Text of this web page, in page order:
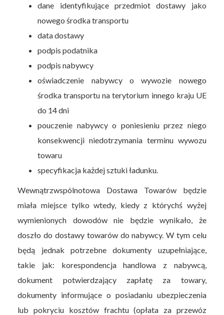
dane identyfikujące przedmiot dostawy jako
nowego środka transportu
data dostawy
podpis podatnika
podpis nabywcy
oświadczenie nabywcy o wywozie nowego
środka transportu na terytorium innego kraju UE
do 14 dni
pouczenie nabywcy o poniesieniu przez niego
konsekwencji niedotrzymania terminu wywozu
towaru
specyfikacja każdej sztuki ładunku.
Wewnątrzwspólnotowa Dostawa Towarów będzie
miała miejsce tylko wtedy, kiedy z którychś wyżej
wymienionych dowodów nie będzie wynikało, że
doszło do dostawy towarów do nabywcy. W tym celu
będą jednak potrzebne dokumenty uzupełniające,
takie jak: korespondencja handlowa z nabywcą,
dokument potwierdzający zapłatę za towary,
dokumenty informujące o posiadaniu ubezpieczenia
lub pokryciu kosztów frachtu (opłata za przewóz